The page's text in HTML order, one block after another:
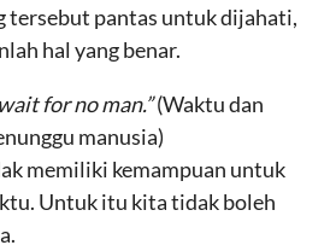
tersebut pantas untuk dijahati,
hal yang benar.
for no man.”(Waktu dan
manusia)
memiliki kemampuan untuk
Untuk itu kita tidak boleh